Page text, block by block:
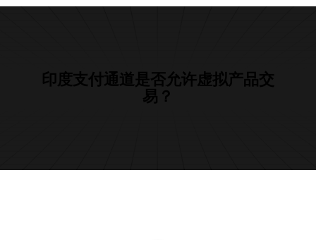
印度支付通道是否允许虚拟产品交
易？